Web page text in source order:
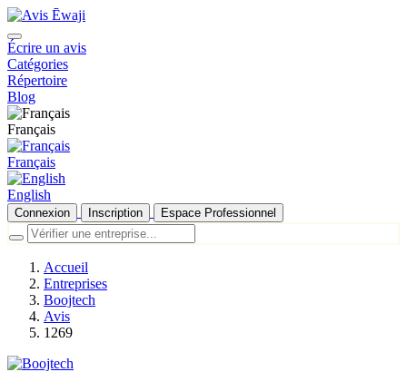
Écrire un avis
Catégories
Répertoire
Blog
Français
Français
English
Connexion Inscription Espace Professionnel
Accueil
Entreprises
Boojtech
Avis
1269